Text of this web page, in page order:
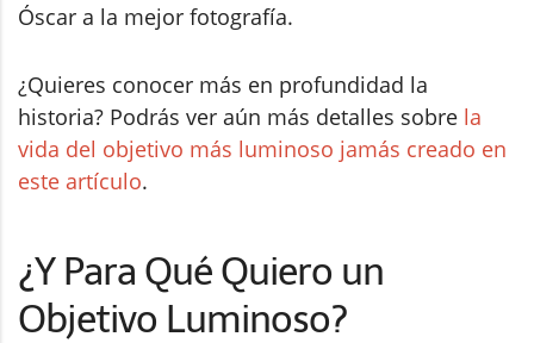
Óscar a la mejor fotografía.
¿Quieres conocer más en profundidad la
historia? Podrás ver aún más detalles sobre la
vida del objetivo más luminoso jamás creado en
este artículo.
¿Y Para Qué Quiero un
Objetivo Luminoso?